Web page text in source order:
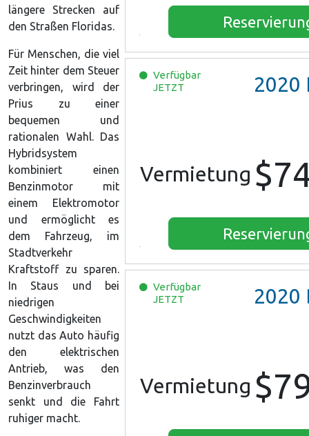
Verfügbar
JETZT
2020
Vermietung
Verfügbar
JETZT
2020
Vermietung
längere Strecken auf
den Straßen Floridas.
Für Menschen, die viel
Zeit hinter dem Steuer
verbringen, wird der
Prius zu einer
bequemen und
rationalen Wahl. Das
Hybridsystem
kombiniert einen
Benzinmotor mit
einem Elektromotor
und ermöglicht es
dem Fahrzeug, im
Stadtverkehr
Kraftstoff zu sparen.
In Staus und bei
niedrigen
Geschwindigkeiten
nutzt das Auto häufig
den elektrischen
Antrieb, was den
Benzinverbrauch
senkt und die Fahrt
ruhiger macht.